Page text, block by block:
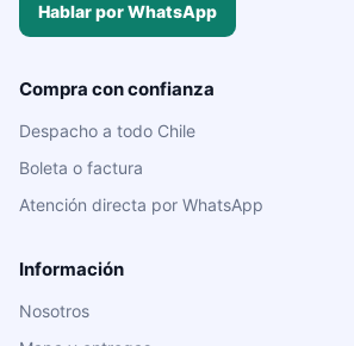
Hablar por WhatsApp
Compra con confianza
Despacho a todo Chile
Boleta o factura
Atención directa por WhatsApp
Información
Nosotros